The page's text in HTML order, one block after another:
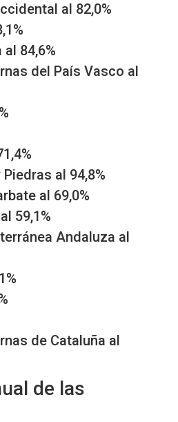
al 82,0%
84,6%
del País Vasco al
al 94,8%
al 69,0%
59,1%
Andaluza al
de Cataluña al
de las